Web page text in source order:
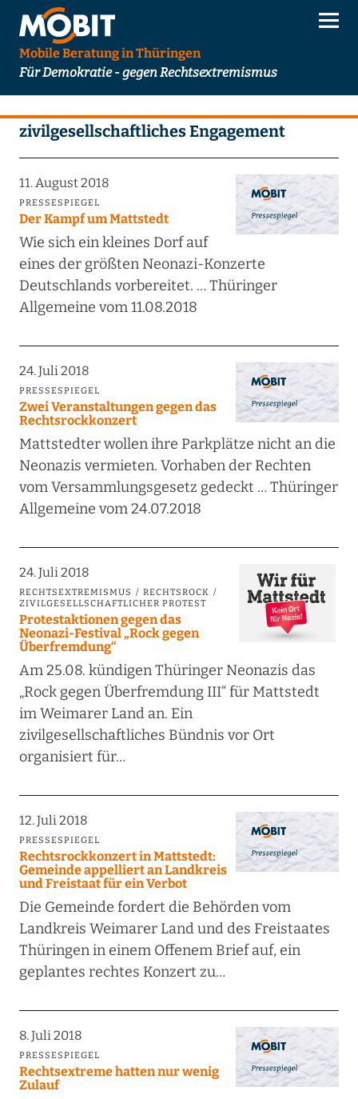
Mobile Beratung in Thüringen
Für Demokratie - gegen Rechtsextremismus
zivilgesellschaftliches Engagement
11. August 2018
PRESSESPIEGEL
Der Kampf um Mattstedt
Wie sich ein kleines Dorf auf
eines der größten Neonazi-Konzerte
Deutschlands vorbereitet. … Thüringer
Allgemeine vom 11.08.2018
24. Juli 2018
PRESSESPIEGEL
Zwei Veranstaltungen gegen das
Rechtsrockkonzert
Mattstedter wollen ihre Parkplätze nicht an die
Neonazis vermieten. Vorhaben der Rechten
vom Versammlungsgesetz gedeckt … Thüringer
Allgemeine vom 24.07.2018
24. Juli 2018
RECHTSEXTREMISMUS
RECHTSROCK
ZIVILGESELLSCHAFTLICHER PROTEST
Protestaktionen gegen das
Neonazi-Festival „Rock gegen
Überfremdung“
Am 25.08. kündigen Thüringer Neonazis das
„Rock gegen Überfremdung III“ für Mattstedt
im Weimarer Land an. Ein
zivilgesellschaftliches Bündnis vor Ort
organisiert für…
12. Juli 2018
PRESSESPIEGEL
Rechtsrockkonzert in Mattstedt:
Gemeinde appelliert an Landkreis
und Freistaat für ein Verbot
Die Gemeinde fordert die Behörden vom
Landkreis Weimarer Land und des Freistaates
Thüringen in einem Offenem Brief auf, ein
geplantes rechtes Konzert zu…
8. Juli 2018
PRESSESPIEGEL
Rechtsextreme hatten nur wenig
Zulauf